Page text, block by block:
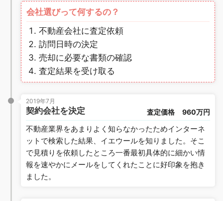
会社選びって何するの？
不動産会社に査定依頼
訪問日時の決定
売却に必要な書類の確認
査定結果を受け取る
2019年7月
契約会社を決定 査定価格 960万円
不動産業界をあまりよく知らなかったためインターネ
ットで検索した結果、イエウールを知りました。そこ
で見積りを依頼したところ一番最初具体的に細かい情
報を速やかにメールをしてくれたことに好印象を抱き
ました。